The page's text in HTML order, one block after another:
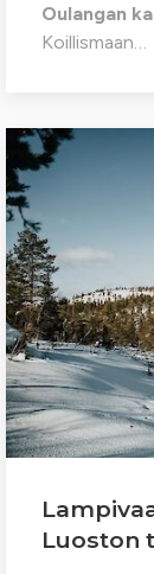
Oulangan
Koillismaan…
Luoston